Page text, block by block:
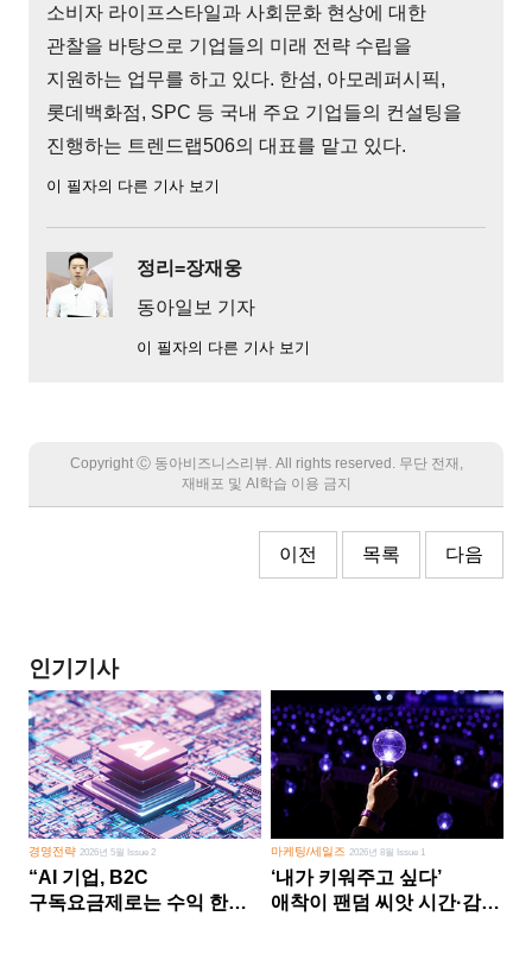
소비자 라이프스타일과 사회문화 현상에 대한
관찰을 바탕으로 기업들의 미래 전략 수립을
지원하는 업무를 하고 있다. 한섬, 아모레퍼시픽,
롯데백화점, SPC 등 국내 주요 기업들의 컨설팅을
진행하는 트렌드랩506의 대표를 맡고 있다.
이 필자의 다른 기사 보기
정리=장재웅
동아일보 기자
이 필자의 다른 기사 보기
Copyright Ⓒ 동아비즈니스리뷰. All rights reserved. 무단 전재,
재배포 및 AI학습 이용 금지
이전 목록 다음
인기기사
경영전략 2026년 5월 Issue 2
“AI 기업, B2C
구독요금제로는 수익 한계
마케팅/세일즈 2026년 8월 Issue 1
‘내가 키워주고 싶다’
애착이 팬덤 씨앗 시간·감정